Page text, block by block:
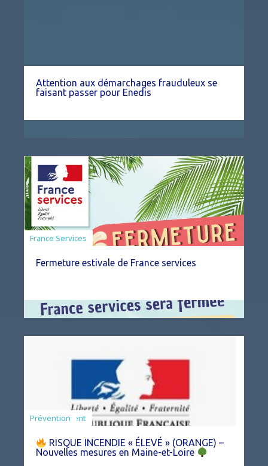
Attention aux démarchages frauduleux se
faisant passer pour Enedis
France Services
Fermeture estivale de France services
Agriculture
Arrêté
Environnement
Prévention
RISQUE INCENDIE « ÉLEVÉ » (ORANGE) –
Nouvelles mesures en Maine-et-Loire